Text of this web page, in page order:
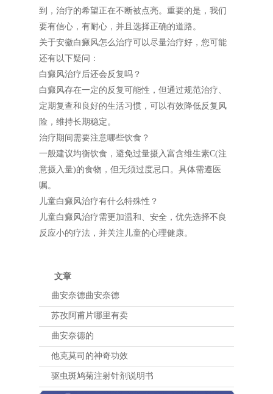
到，治疗的希望正在不断被点亮。重要的是，我们
要有信心，有耐心，并且选择正确的道路。
关于安徽白癜风怎么治疗可以尽量治疗好，您可能
还有以下疑问：
白癜风治疗后还会反复吗？
白癜风存在一定的反复可能性，但通过规范治疗、
定期复查和良好的生活习惯，可以有效降低反复风
险，维持长期稳定。
治疗期间需要注意哪些饮食？
一般建议均衡饮食，避免过量摄入富含维生素C(注
意摄入量)的食物，但无须过度忌口。具体需遵医
嘱。
儿童白癜风治疗有什么特殊性？
儿童白癜风治疗需更加温和、安全，优先选择不良
反应小的疗法，并关注儿童的心理健康。
文章
曲安奈德曲安奈德
苏孜阿甫片哪里有卖
曲安奈德的
他克莫司的神奇功效
驱虫斑鸠菊注射针剂说明书